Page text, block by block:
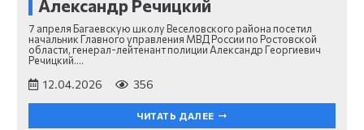
Александр Речицкий
7 апреля Багаевскую школу Веселовского района посетил
начальник Главного управления МВД России по Ростовской
области, генерал-лейтенант полиции Александр Георгиевич
Речицкий.…
12.04.2026 356
ЧИТАТЬ ДАЛЕЕ